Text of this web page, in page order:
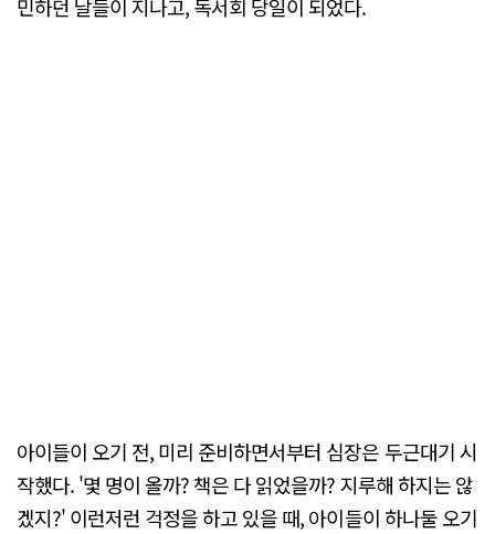
민하던 날들이 지나고, 독서회 당일이 되었다.
아이들이 오기 전, 미리 준비하면서부터 심장은 두근대기 시
작했다. '몇 명이 올까? 책은 다 읽었을까? 지루해 하지는 않
겠지?' 이런저런 걱정을 하고 있을 때, 아이들이 하나둘 오기